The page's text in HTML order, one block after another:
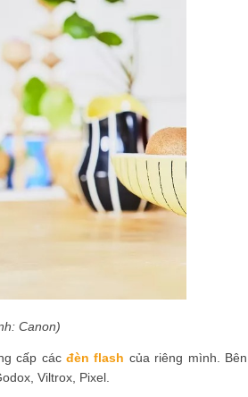
Canon)
cấp các đèn flash của riêng mình. Bên
Viltrox, Pixel.